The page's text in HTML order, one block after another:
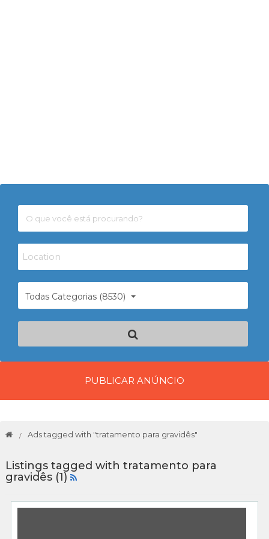
Todas Categorias (8530)
PUBLICAR ANÚNCIO
Ads tagged with "tratamento para gravidês"
Listings tagged with tratamento para
gravidês (1)